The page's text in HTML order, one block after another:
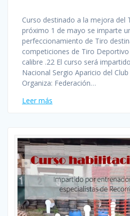
Curso destinado a la mejora del
próximo 1 de mayo se imparte
perfeccionamiento de Tiro
competiciones de Tiro
calibre .22 El curso será
Nacional Sergio Aparicio del
Organiza: Federación…
Leer más